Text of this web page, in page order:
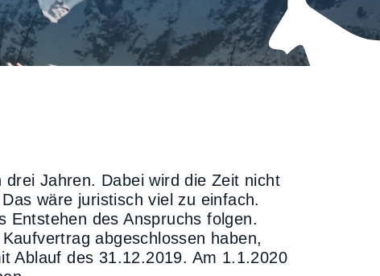
Jahren. Dabei wird die Zeit nicht
wäre juristisch viel zu einfach.
Entstehen des Anspruchs folgen.
abgeschlossen haben,
Ablauf des 31.12.2019. Am 1.1.2020